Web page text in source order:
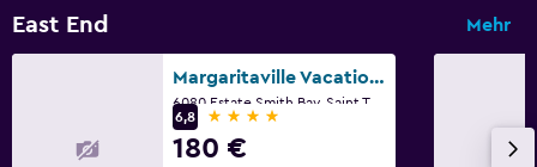
East End Mehr
Margaritaville Vacation Club - St Thomas
6,8
4 Sterne
180 €